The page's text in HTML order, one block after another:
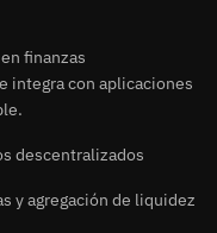
finanzas
integra con aplicaciones
descentralizados
y agregación de liquidez